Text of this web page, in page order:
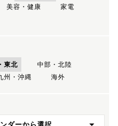
美容・健康
家電
東北
中部・北陸
州・沖縄 海外
ダーから選択